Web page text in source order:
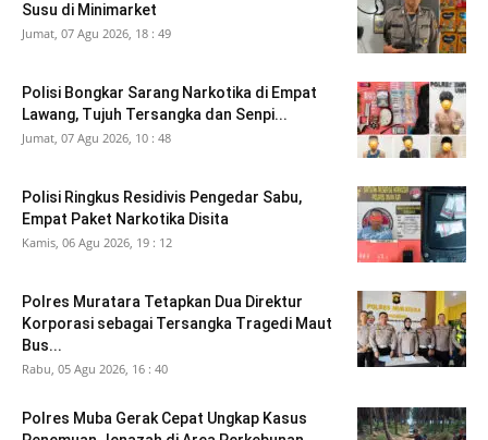
Susu di Minimarket
Jumat, 07 Agu 2026, 18 : 49
Polisi Bongkar Sarang Narkotika di Empat
Lawang, Tujuh Tersangka dan Senpi...
Jumat, 07 Agu 2026, 10 : 48
Polisi Ringkus Residivis Pengedar Sabu,
Empat Paket Narkotika Disita
Kamis, 06 Agu 2026, 19 : 12
Polres Muratara Tetapkan Dua Direktur
Korporasi sebagai Tersangka Tragedi Maut
Bus...
Rabu, 05 Agu 2026, 16 : 40
Polres Muba Gerak Cepat Ungkap Kasus